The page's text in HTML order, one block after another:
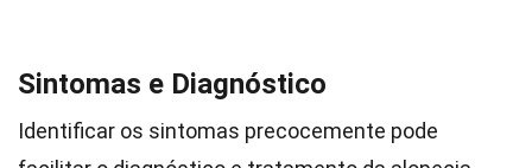
Sintomas e Diagnóstico
Identificar os sintomas precocemente pode